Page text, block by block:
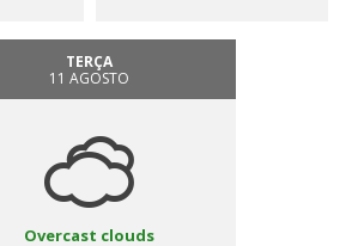
TERÇA
11 AGOSTO
Overcast clouds